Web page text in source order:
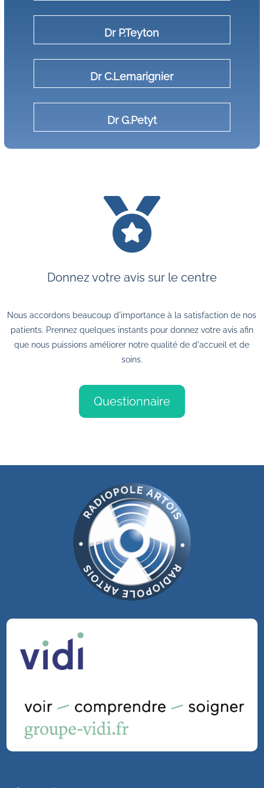
Dr P.Teyton
Dr C.Lemarignier
Dr G.Petyt

Donnez votre avis sur le centre
Nous accordons beaucoup d'importance à la satisfaction de nos
patients. Prennez quelques instants pour donnez votre avis afin
que nous puissions améliorer notre qualité de d'accueil et de
soins.
Questionnaire